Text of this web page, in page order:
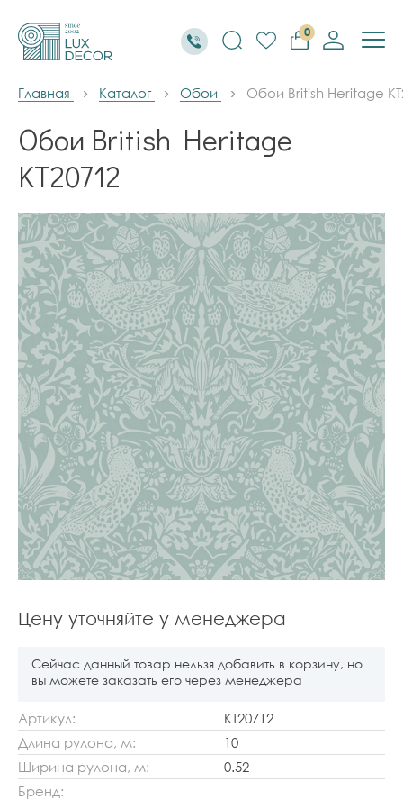
0
Главная Каталог Обои Обои British Heritage
Обои British Heritage
KT20712
Цену уточняйте у менеджера
Сейчас данный товар нельзя добавить в корзину, но
вы можете заказать его через менеджера
Артикул:
KT20712
Длина рулона, м:
10
Ширина рулона, м:
0.52
Бренд: